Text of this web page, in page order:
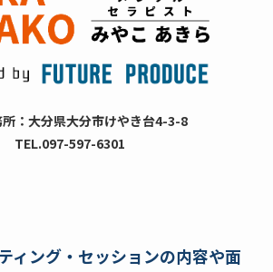
：大分県大分市けやき台4-3-8
TEL.097-597-6301
ィング・セッションの内容や面